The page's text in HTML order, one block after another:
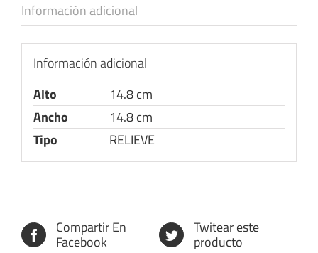
Información adicional
Información adicional
Alto
14.8 cm
Ancho
14.8 cm
Tipo
RELIEVE
Compartir En
Facebook
Twitear este
producto